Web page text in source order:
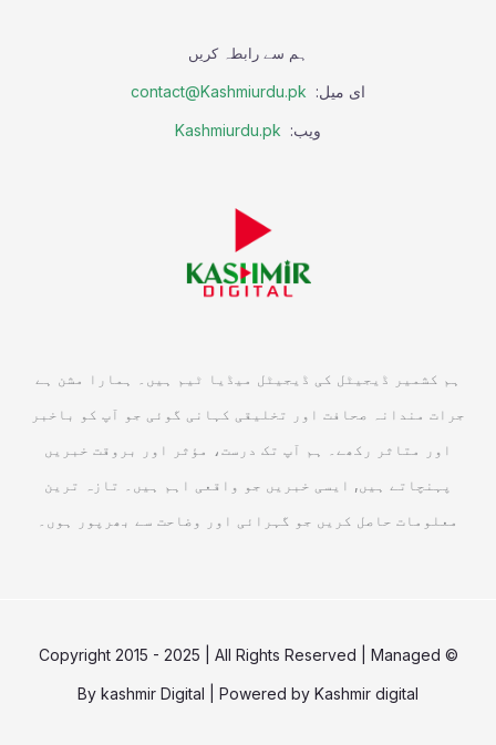
ہم سے رابطہ کریں
ای میل: contact@Kashmiurdu.pk
ویب: Kashmiurdu.pk
ہم کشمیر ڈیجیٹل کی ڈیجیٹل میڈیا ٹیم ہیں۔ ہمارا مشن ہے
جرات مندانہ صحافت اور تخلیقی کہانی گوئی جو آپ کو باخبر
اور متاثر رکھے۔ ہم آپ تک درست، مؤثر اور بروقت خبریں
پہنچاتے ہیں, ایسی خبریں جو واقعی اہم ہیں۔ تازہ ترین
معلومات حاصل کریں جو گہرائی اور وضاحت سے بھرپور ہوں۔
© Copyright 2015 - 2025 | All Rights Reserved | Managed
By kashmir Digital | Powered by Kashmir digital